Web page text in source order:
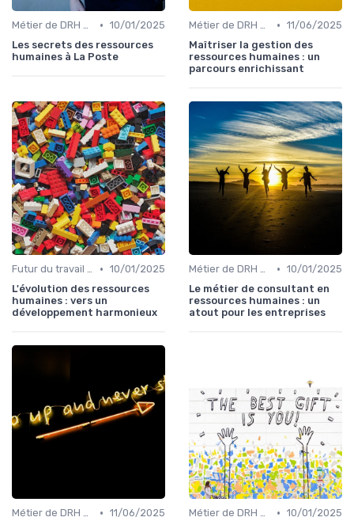
Métier de DRH & responsabilités • 10/01/2025
Les secrets des ressources
humaines à La Poste
Métier de DRH & responsabilités • 11/06/2025
Maîtriser la gestion des
ressources humaines : un
parcours enrichissant
Futur du travail & tendances RH • 10/01/2025
L'évolution des ressources
humaines : vers un
développement harmonieux
Métier de DRH & responsabilités • 10/01/2025
Le métier de consultant en
ressources humaines : un
atout pour les entreprises
Métier de DRH & responsabilités • 11/06/2025
Métier de DRH & responsabilités • 10/01/2025